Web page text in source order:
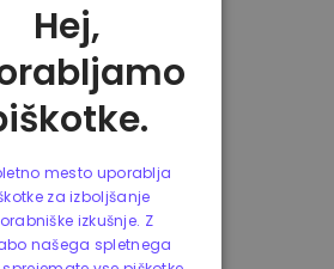
Hej,
mesto uporablja
za izboljšanje
izkušnje. Z
našega spletnega